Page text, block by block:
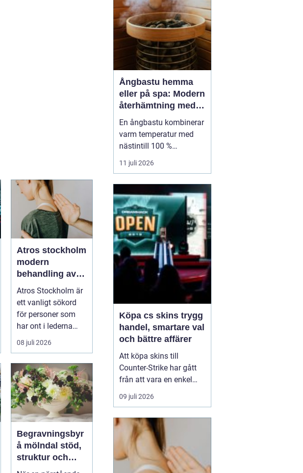
Atros stockholm
modern
behandling av
ledbesvär i
huvudstaden
Atros Stockholm är
ett vanligt sökord
för personer som
har ont i lederna
och letar efter hjälp
i huv...
08 juli 2026
Begravningsbyr
å mölndal stöd,
struktur och
omsorg när livet
Ångbastu hemma
eller på spa: Modern
återhämtning med
uråldrig logik
En ångbastu kombinerar
varm temperatur med
nästintill 100 %
luftfuktighet för att
skapa en intensiv men
värmeupplevelse. Till
skillnad från en
torrbastu arbetar den
mer med fukt än extrem
värme, vilket g&o...
11 juli 2026
Köpa cs skins trygg
handel, smartare val
och bättre affärer
Att köpa skins till
Counter-Strike har gått
från att vara en enkel
hobby till att bli en egen
liten ekonomi. Värdet på
vapen kan motsvara en
mobiltelefon, och
misstag kan bli dyra.
Därför söker många
09 juli 2026